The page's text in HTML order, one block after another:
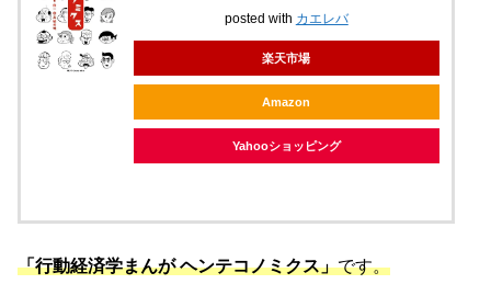
posted with カエレバ
楽天市場
Amazon
Yahooショッピング
「行動経済学まんが ヘンテコノミクス」です。